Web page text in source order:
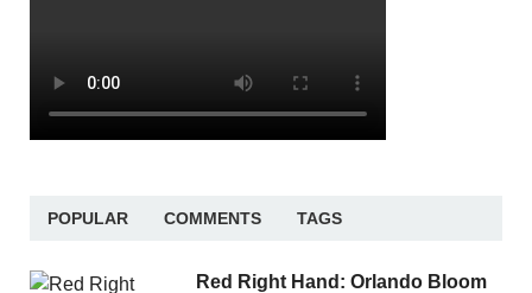
POPULAR COMMENTS TAGS
Red Right Hand: Orlando Bloom